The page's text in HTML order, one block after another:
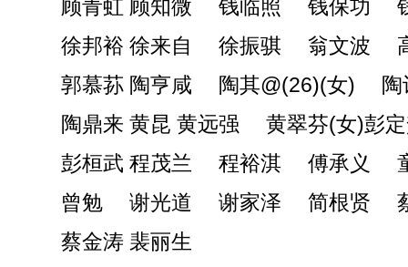
顾青虹 顾知微 钱临照 钱保功
徐邦裕 徐来自 徐振骐 翁文波
郭慕荪 陶亨咸 陶其@(26)(女) 陶
陶鼎来 黄昆 黄远强 黄翠芬(女)彭
彭桓武 程茂兰 程裕淇 傅承义
曾勉 谢光道 谢家泽 简根贤
蔡金涛 裴丽生